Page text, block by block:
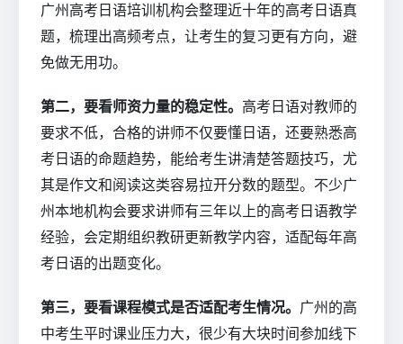
广州高考日语培训机构会整理近十年的高考日语真
题，梳理出高频考点，让考生的复习更有方向，避
免做无用功。
第二，要看师资力量的稳定性。 高考日语对教师的
要求不低，合格的讲师不仅要懂日语，还要熟悉高
考日语的命题趋势，能给考生讲清楚答题技巧，尤
其是作文和阅读这类容易拉开分数的题型。不少广
州本地机构会要求讲师有三年以上的高考日语教学
经验，会定期组织教研更新教学内容，适配每年高
考日语的出题变化。
第三，要看课程模式是否适配考生情况。 广州的高
中考生平时课业压力大，很少有大块时间参加线下